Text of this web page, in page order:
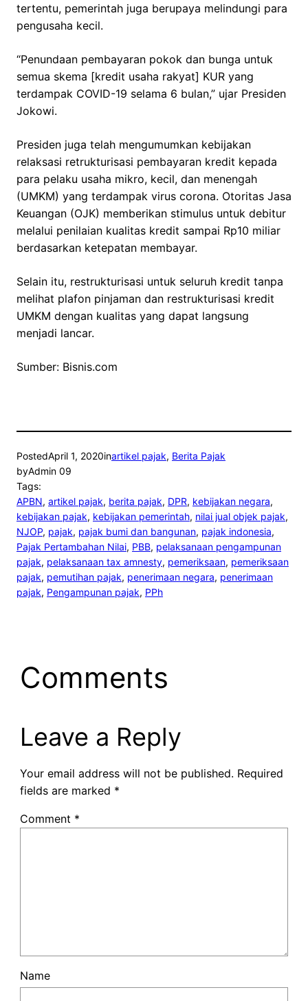
tertentu, pemerintah juga berupaya melindungi para
pengusaha kecil.
“Penundaan pembayaran pokok dan bunga untuk
semua skema [kredit usaha rakyat] KUR yang
terdampak COVID-19 selama 6 bulan,” ujar Presiden
Jokowi.
Presiden juga telah mengumumkan kebijakan
relaksasi retrukturisasi pembayaran kredit kepada
para pelaku usaha mikro, kecil, dan menengah
(UMKM) yang terdampak virus corona. Otoritas Jasa
Keuangan (OJK) memberikan stimulus untuk debitur
melalui penilaian kualitas kredit sampai Rp10 miliar
berdasarkan ketepatan membayar.
Selain itu, restrukturisasi untuk seluruh kredit tanpa
melihat plafon pinjaman dan restrukturisasi kredit
UMKM dengan kualitas yang dapat langsung
menjadi lancar.
Sumber: Bisnis.com
PostedApril 1, 2020inartikel pajak, Berita Pajak
byAdmin 09
Tags:
APBN, artikel pajak, berita pajak, DPR, kebijakan negara
kebijakan pajak, kebijakan pemerintah, nilai jual objek pajak
NJOP, pajak, pajak bumi dan bangunan, pajak indonesia
Pajak Pertambahan Nilai, PBB, pelaksanaan pengampunan
pajak, pelaksanaan tax amnesty, pemeriksaan, pemeriksaan
pajak, pemutihan pajak, penerimaan negara, penerimaan
pajak, Pengampunan pajak, PPh
Comments
Leave a Reply
Your email address will not be published. Required
fields are marked *
Comment *
Name